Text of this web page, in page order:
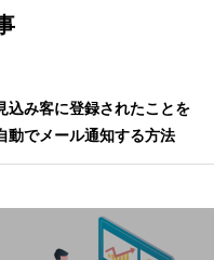
込み客に登録されたことを
動でメール通知する方法